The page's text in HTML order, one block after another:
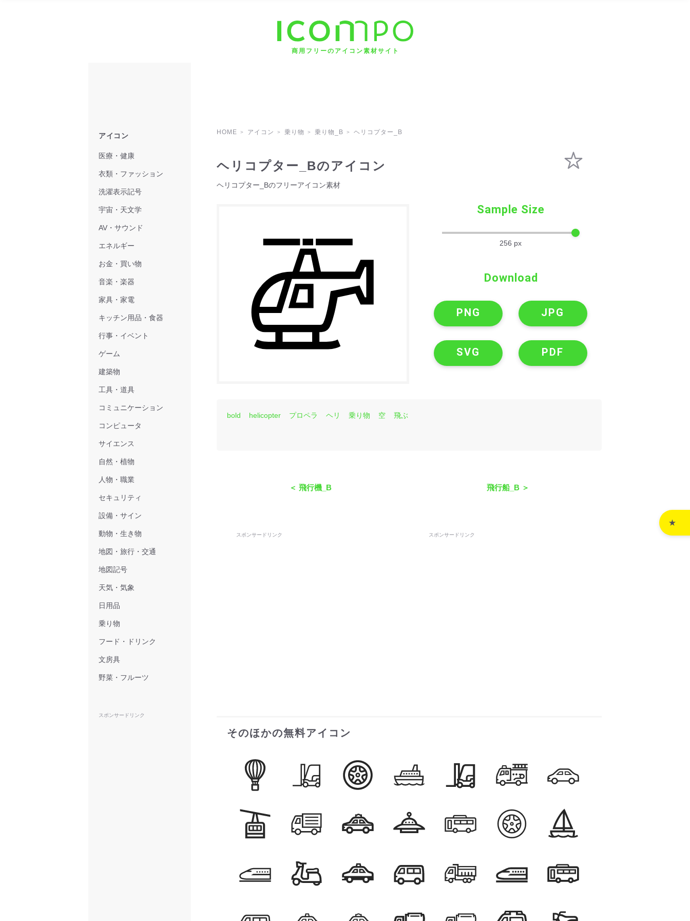
商用フリーのアイコン素材サイト
HOME アイコン 乗り物 乗り物_B ヘリコプター_B
ヘリコプター_Bのアイコン
ヘリコプター_Bのフリーアイコン素材
Sample Size
256 px
Download
PNG JPG
SVG PDF
bold helicopter プロペラ ヘリ 乗り物 空 飛ぶ
＜ 飛行機_B 飛行船_B ＞
スポンサードリンク スポンサードリンク
そのほかの無料アイコン
アイコン
医療・健康
衣類・ファッション
洗濯表示記号
宇宙・天文学
AV・サウンド
エネルギー
お金・買い物
音楽・楽器
家具・家電
キッチン用品・食器
行事・イベント
ゲーム
建築物
工具・道具
コミュニケーション
コンピュータ
サイエンス
自然・植物
人物・職業
セキュリティ
設備・サイン
動物・生き物
地図・旅行・交通
地図記号
天気・気象
日用品
乗り物
フード・ドリンク
文房具
野菜・フルーツ
スポンサードリンク